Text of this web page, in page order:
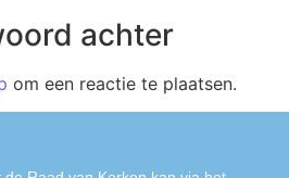
achter
om een reactie te plaatsen.